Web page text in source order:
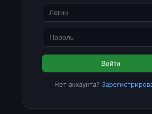
Войти
Нет аккаунта?